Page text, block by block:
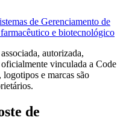
de Gerenciamento de
e biotecnológico
autorizada,
vinculada a Code
e marcas são
de